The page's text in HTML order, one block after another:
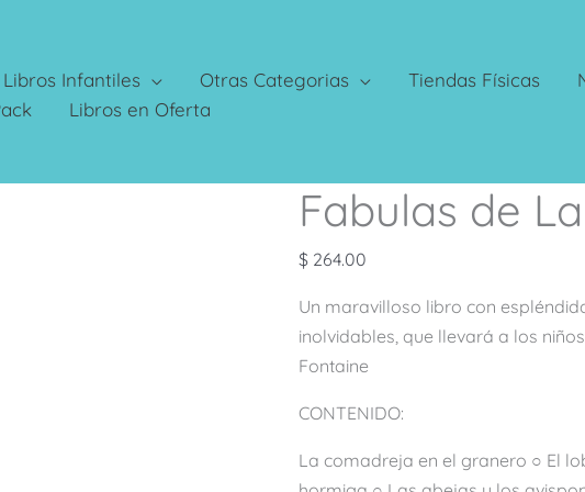
Libros Infantiles Otras Categorias Tiendas Físicas
Libros en Oferta
Fabulas de
$ 264.00
Un maravilloso libro con
inolvidables, que llevará a los
Fontaine
CONTENIDO:
La comadreja en el granero ○ El
Fabulas
de
La
cantidad